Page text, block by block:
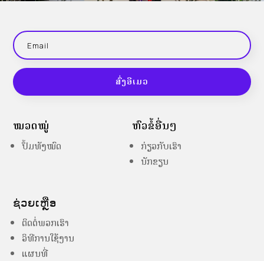
ສົ່ງອີເມວ
ໝວດໝູ່
ປຶ້ມທັງໝົດ
ຫົວຂໍ້ອື່ນໆ
ກ່ຽວກັບເຮົາ
ນັກຂຽນ
ຊ່ວຍເຫຼືອ
ຕິດຕໍ່ພວກເຮົາ
ວິທີການໃຊ້ງານ
ແຜນທີ່